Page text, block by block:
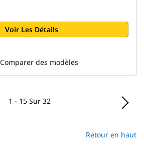
Voir Les Détails
Comparer des modèles
1 - 15 Sur 32
Retour en haut